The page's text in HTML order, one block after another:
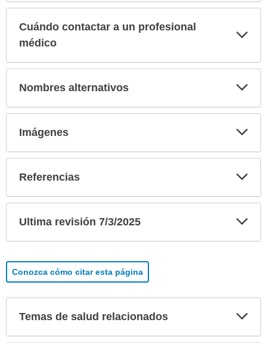
Cuándo contactar a un profesional
médico
Nombres alternativos
Imágenes
Referencias
Ultima revisión 7/3/2025
Conozca cómo citar esta página
Temas de salud relacionados